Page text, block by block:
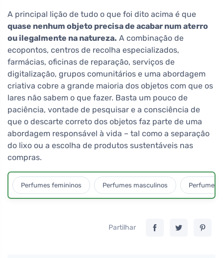
A principal lição de tudo o que foi dito acima é que
quase nenhum objeto precisa de acabar num aterro
ou ilegalmente na natureza. A combinação de
ecopontos, centros de recolha especializados,
farmácias, oficinas de reparação, serviços de
digitalização, grupos comunitários e uma abordagem
criativa cobre a grande maioria dos objetos com que os
lares não sabem o que fazer. Basta um pouco de
paciência, vontade de pesquisar e a consciência de
que o descarte correto dos objetos faz parte de uma
abordagem responsável à vida – tal como a separação
do lixo ou a escolha de produtos sustentáveis nas
compras.
Perfumes femininos Perfumes masculinos Perfumes
Partilhar